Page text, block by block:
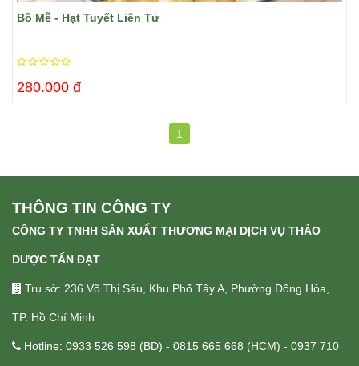
Bồ Mễ - Hạt Tuyết Liên Tử
280.000 đ
1
THÔNG TIN CÔNG TY
CÔNG TY TNHH SẢN XUẤT THƯƠNG MẠI DỊCH VỤ THẢO
DƯỢC TẤN ĐẠT
Trụ sở: 236 Võ Thị Sáu, Khu Phố Tây A, Phường Đông Hòa,
TP. Hồ Chí Minh
Hotline: 0933 526 598 (BD) - 0815 665 668 (HCM) - 0937 710